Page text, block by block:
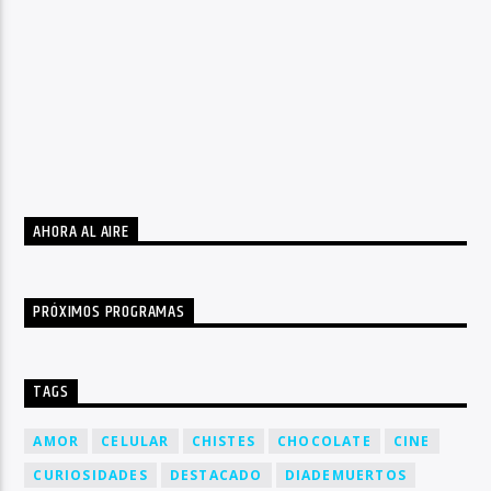
AHORA AL AIRE
PRÓXIMOS PROGRAMAS
TAGS
AMOR CELULAR CHISTES CHOCOLATE
CINE
CURIOSIDADES
DESTACADO DIADEMUERTOS